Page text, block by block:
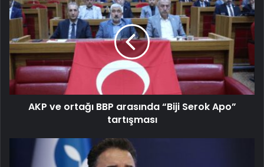
AKP ve ortağı BBP arasında “Biji Serok Apo”
tartışması